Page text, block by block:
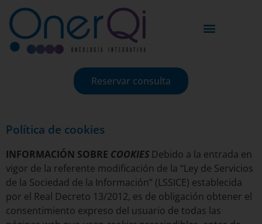
Reservar consulta
Política de cookies
INFORMACIÓN SOBRE COOKIES Debido a la entrada en
vigor de la referente modificación de la “Ley de Servicios
de la Sociedad de la Información” (LSSICE) establecida
por el Real Decreto 13/2012, es de obligación obtener el
consentimiento expreso del usuario de todas las